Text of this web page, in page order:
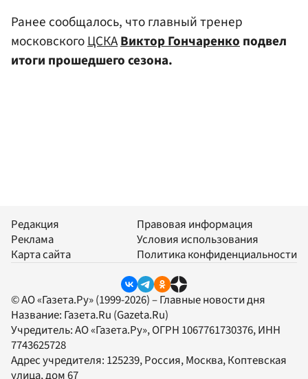
Ранее сообщалось, что главный тренер
московскогоЦСКАВиктор Гончаренкоподвел
итоги прошедшего сезона.
Редакция
Реклама
Карта сайта
Правовая информация
Условия использования
Политика конфиденциальности
© АО «Газета.Ру» (1999-2026) – Главные новости дня
Название: Газета.Ru (Gazeta.Ru)
Учредитель:АО «Газета.Ру», ОГРН 1067761730376, ИНН
7743625728
Адрес учредителя: 125239, Россия, Москва, Коптевская